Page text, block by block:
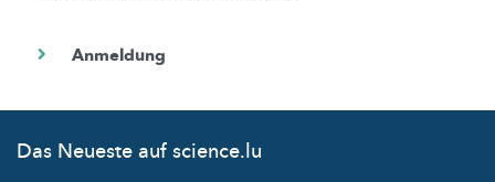
Das Neueste auf science.lu